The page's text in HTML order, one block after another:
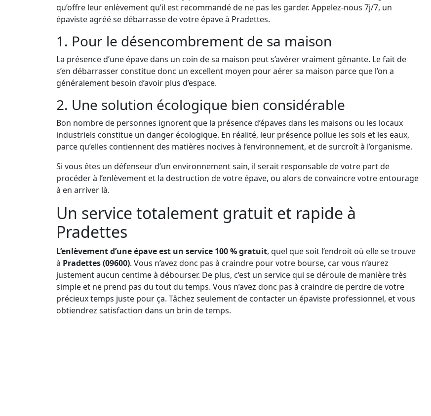
qu’offre leur enlèvement qu’il est recommandé de ne pas les garder. Appelez-nous 7j/7, un
épaviste agréé se débarrasse de votre épave à Pradettes.
1. Pour le désencombrement de sa maison
La présence d’une épave dans un coin de sa maison peut s’avérer vraiment gênante. Le fait de
s’en débarrasser constitue donc un excellent moyen pour aérer sa maison parce que l’on a
généralement besoin d’avoir plus d’espace.
2. Une solution écologique bien considérable
Bon nombre de personnes ignorent que la présence d’épaves dans les maisons ou les locaux
industriels constitue un danger écologique. En réalité, leur présence pollue les sols et les eaux,
parce qu’elles contiennent des matières nocives à l’environnement, et de surcroît à l’organisme.
Si vous êtes un défenseur d’un environnement sain, il serait responsable de votre part de
procéder à l’enlèvement et la destruction de votre épave, ou alors de convaincre votre entourage
à en arriver là.
Un service totalement gratuit et rapide à
Pradettes
L’enlèvement d’une épave est un service 100 % gratuit, quel que soit l’endroit où elle se trouve
à Pradettes (09600). Vous n’avez donc pas à craindre pour votre bourse, car vous n’aurez
justement aucun centime à débourser. De plus, c’est un service qui se déroule de manière très
simple et ne prend pas du tout du temps. Vous n’avez donc pas à craindre de perdre de votre
précieux temps juste pour ça. Tâchez seulement de contacter un épaviste professionnel, et vous
obtiendrez satisfaction dans un brin de temps.